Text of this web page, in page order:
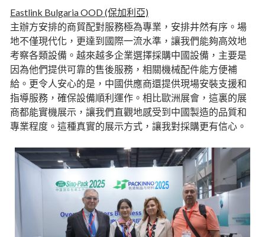
Eastlink Bulgaria OOD (保加利亞)
主辦方安排的商貿配對服務極為專業，安排井然有序。場
地不僅現代化，更達到國際一流水準，讓我們能夠高效地
考察各類設備。越來越多企業選擇採購中國設備，主要是
因為他們提供可靠的售後服務，相關機械配件能方便補
給。更令人安心的是，中國供應商還提供現場安裝支援和
指導服務，確保設備順利運作。相比歐洲展會，這裏的展
商都能實機展示，讓我們直觀地感受到中國製造的品質和
專業程度。這種真實的展示方式，讓我對採購更有信心。